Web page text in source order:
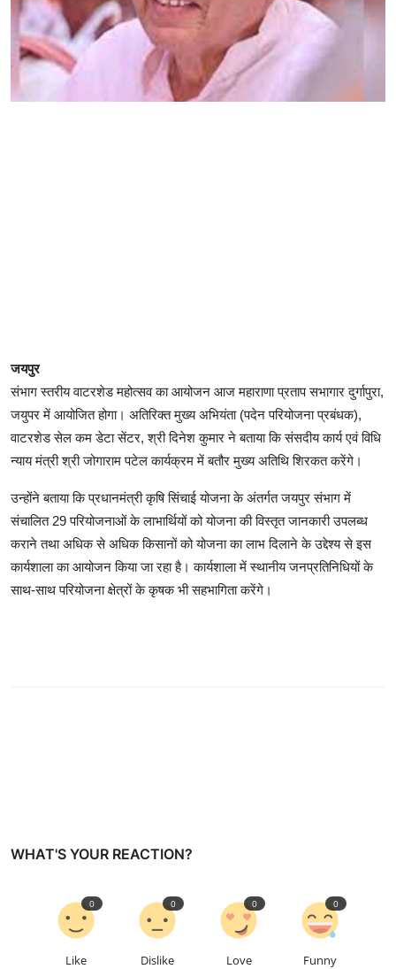
जयपुर
संभाग स्तरीय वाटरशेड महोत्सव का आयोजन आज महाराणा प्रताप सभागार दुर्गापुरा,
जयुपर में आयोजित होगा। अतिरिक्त मुख्य अभियंता (पदेन परियोजना प्रबंधक),
वाटरशेड सेल कम डेटा सेंटर, श्री दिनेश कुमार ने बताया कि संसदीय कार्य एवं विधि
न्याय मंत्री श्री जोगाराम पटेल कार्यक्रम में बतौर मुख्य अतिथि शिरकत करेंगे।
उन्होंने बताया कि प्रधानमंत्री कृषि सिंचाई योजना के अंतर्गत जयपुर संभाग में
संचालित 29 परियोजनाओं के लाभार्थियों को योजना की विस्तृत जानकारी उपलब्ध
कराने तथा अधिक से अधिक किसानों को योजना का लाभ दिलाने के उद्देश्य से इस
कार्यशाला का आयोजन किया जा रहा है। कार्यशाला में स्थानीय जनप्रतिनिधियों के
साथ-साथ परियोजना क्षेत्रों के कृषक भी सहभागिता करेंगे।
WHAT'S YOUR REACTION?
Like
0
Dislike
0
Love
0
Funny
0